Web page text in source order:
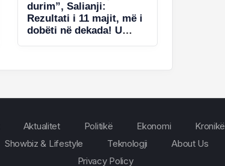
durim”, Salianji:
Rezultati i 11 majit, më i
dobëti në dekada! U
Aktualitet Politikë Ekonomi Kronikë
Showbiz & Lifestyle Teknologji About Us
Privacy Policy